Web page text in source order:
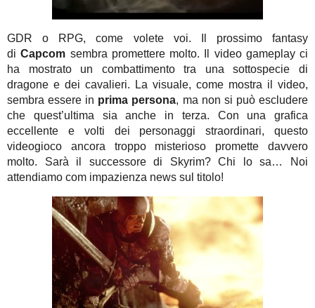
GDR o RPG, come volete voi. Il prossimo fantasy
diCapcom sembra promettere molto. Il video gameplay ci
ha mostrato un combattimento tra una sottospecie di
dragone e dei cavalieri. La visuale, come mostra il video,
sembra essere in prima persona, ma non si può escludere
che quest’ultima sia anche in terza. Con una grafica
eccellente e volti dei personaggi straordinari, questo
videogioco ancora troppo misterioso promette davvero
molto. Sarà il successore di Skyrim? Chi lo sa… Noi
attendiamo com impazienza news sul titolo!